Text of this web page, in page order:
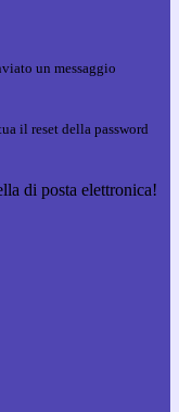
un messaggio
il reset della password
di posta elettronica!